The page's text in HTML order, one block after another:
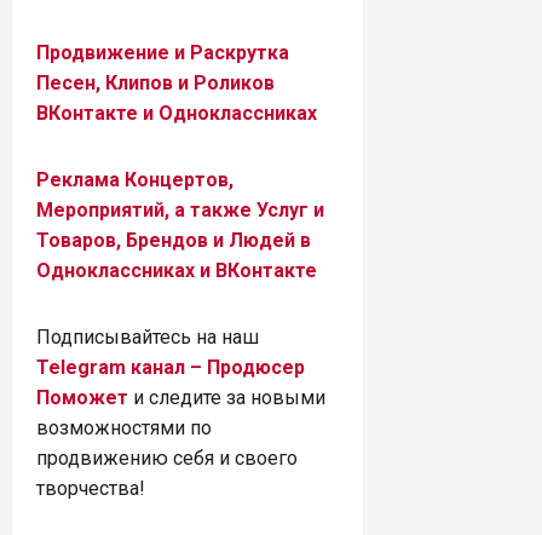
Продвижение и Раскрутка
Песен, Клипов и Роликов
ВКонтакте и Одноклассниках
Реклама Концертов,
Мероприятий, а также Услуг и
Товаров, Брендов и Людей в
Одноклассниках и ВКонтакте
Подписывайтесь на наш
Telegram канал – Продюсер
Поможет и следите за новыми
возможностями по
продвижению себя и своего
творчества!